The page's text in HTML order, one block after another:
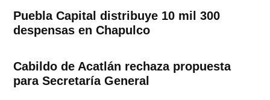
Puebla Capital distribuye 10 mil 300
despensas en Chapulco
Cabildo de Acatlán rechaza propuesta
para Secretaría General